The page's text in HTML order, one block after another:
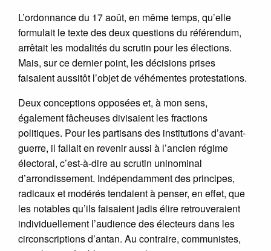
L’ordonnance du 17 août, en même temps, qu’elle
formulait le texte des deux questions du référendum,
arrêtait les modalités du scrutin pour les élections.
Mais, sur ce dernier point, les décisions prises
faisaient aussitôt l’objet de véhémentes protestations.
Deux conceptions opposées et, à mon sens,
également fâcheuses divisaient les fractions
politiques. Pour les partisans des institutions d’avant-
guerre, il fallait en revenir aussi à l’ancien régime
électoral, c’est-à-dire au scrutin uninominal
d’arrondissement. Indépendamment des principes,
radicaux et modérés tendaient à penser, en effet, que
les notables qu’ils faisaient jadis élire retrouveraient
individuellement l’audience des électeurs dans les
circonscriptions d’antan. Au contraire, communistes,